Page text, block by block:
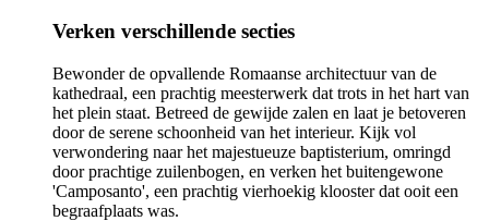
Verken verschillende secties
Bewonder de opvallende Romaanse architectuur van de
kathedraal, een prachtig meesterwerk dat trots in het hart van
het plein staat. Betreed de gewijde zalen en laat je betoveren
door de serene schoonheid van het interieur. Kijk vol
verwondering naar het majestueuze baptisterium, omringd
door prachtige zuilenbogen, en verken het buitengewone
'Camposanto', een prachtig vierhoekig klooster dat ooit een
begraafplaats was.